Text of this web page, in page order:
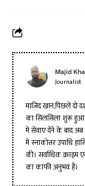
Majid
Journalist
माजिद खान,पिछले दो
का सिलसिला शुरू हुआ
मे सेवाए देने के बाद अब
मे स्नाकोत्तर उपाधि
की। सर्वाधिक क्राइम
का काफी अनुभव है।